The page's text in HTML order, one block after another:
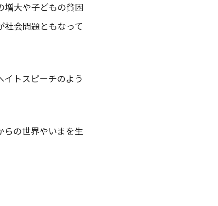
増大や子どもの貧困
会問題ともなって
トスピーチのよう
らの世界やいまを生